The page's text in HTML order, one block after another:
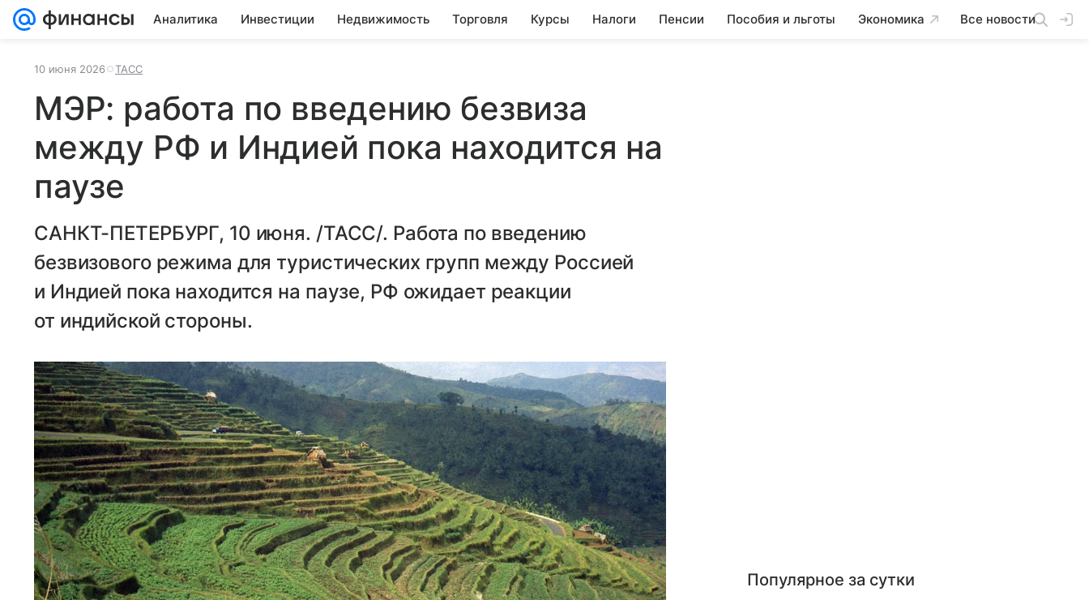
Аналитика Инвестиции Недвижимость Торговля Курсы Налоги Пенсии Пособия и льготы Экономика Все новости
10 июня 2026 ТАСС
МЭР: работа по введению безвиза
между РФ и Индией пока находится на
паузе
САНКТ-ПЕТЕРБУРГ, 10 июня. /ТАСС/. Работа по введению
безвизового режима для туристических групп между Россией
и Индией пока находится на паузе, РФ ожидает реакции
от индийской стороны.
Популярное за сутки